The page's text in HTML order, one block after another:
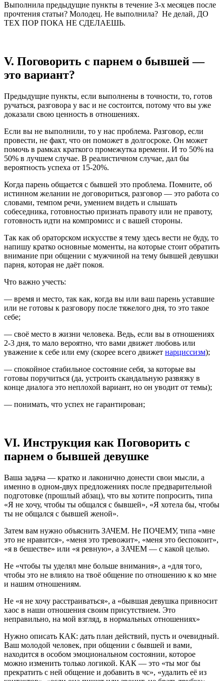
Выполнила предыдущие пункты в течение 3-х месяцев после
прочтения статьи? Молодец. Не выполнила? Не делай, ДО
ТЕХ ПОР ПОКА НЕ СДЕЛАЕШЬ.
V. Поговорить с парнем о бывшей —
это вариант?
Предыдущие пункты, если выполнены в точности, то, готов
ручаться, разговора у вас и не состоится, потому что вы уже
доказали свою ценность в отношениях.
Если вы не выполнили, то у нас проблема. Разговор, если
провести, не факт, что он поможет в долгосроке. Он может
помочь в рамках краткого промежутка времени. И то 50% на
50% в лучшем случае. В реалистичном случае, дал бы
вероятность успеха от 15-20%.
Когда парень общается с бывшей это проблема. Помните, об
истинном желании не договориться, разговор — это работа со
словами, темпом речи, умением видеть и слышать
собеседника, готовностью признать правоту или не правоту,
готовность идти на компромисс и с вашей стороны.
Так как об ораторском искусстве я тему здесь вести не буду, то
напишу кратко основные моменты, на которые стоит обратить
внимание при общении с мужчиной на тему бывшей девушки
парня, которая не даёт покоя.
Что важно учесть:
— время и место, так как, когда вы или ваш парень уставшие
или не готовы к разговору после тяжелого дня, то это такое
себе;
— своё место в жизни человека. Ведь, если вы в отношениях
2-3 дня, то мало вероятно, что вами движет любовь или
уважение к себе или ему (скорее всего движет нарциссизм);
— спокойное стабильное состояние себя, за которые вы
готовы поручиться (да, устроить скандальную развязку в
конце диалога это неплохой вариант, но он уводит от темы);
— понимать, что успех не гарантирован;
VI. Инструкция как Поговорить с
парнем о бывшей девушке
Ваша задача — кратко и лаконично донести свои мысли, а
именно в одном-двух предложениях после предварительной
подготовке (прошлый абзац), что вы хотите попросить, типа
«Я не хочу, чтобы ты общался с бывшей», «Я хотела бы, чтобы
ты не общался с бывшей женой».
Затем вам нужно объяснить ЗАЧЕМ. Не ПОЧЕМУ, типа «мне
это не нравится», «меня это тревожит», «меня это беспокоит»,
«я в бешестве» или «я ревную», а ЗАЧЕМ — с какой целью.
Не «чтобы ты уделял мне больше внимания», а «для того,
чтобы это не влияло на твоё общение по отношению к ко мне
и нашим отношениям.
Не «я не хочу расстраиваться», а «бывшая девушка привносит
хаос в наши отношения своим присутствием. Это
неправильно, на мой взгляд, в нормальных отношениях»
Нужно описать КАК: дать план действий, пусть и очевидный.
Ваш молодой человек, при общении с бывшей и вами,
находится в особом эмоциональном состоянии, которое
можно изменить только логикой. КАК — это «ты мог бы
прекратить с ней общение и добавить в чс», «удалить её из